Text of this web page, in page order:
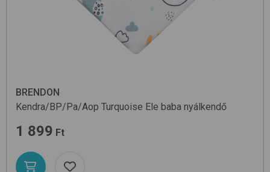
BRENDON
Kendra/BP/Pa/Aop Turquoise Ele baba nyálkendő
1 899 Ft